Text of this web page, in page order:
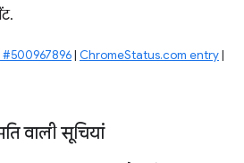
| ChromeStatus.com entry|
वाली सूचियां